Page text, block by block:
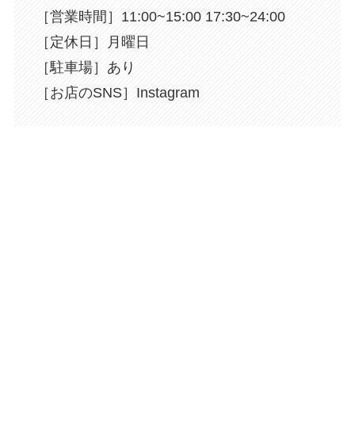
［営業時間］11:00~15:00 17:30~24:00
［定休日］月曜日
［駐車場］あり
［お店のSNS］Instagram